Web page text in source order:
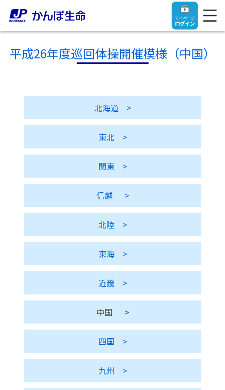
マイページ
ログイン
ご契約者さま
ご契約者さま
マイページログイン
入院保険金・手術保険金のご請求
きっかけ・できごとから探す
マイページでできること
保険をご検討中のお客さま
保険をご検討中のお客さま
終身保険
学資保険
お見積りシミュレーション
法人のお客さま
【まずはご相談ください】企業経営でお悩みの方はこ
法人のお客さま向け商品一覧
目的から探す
かんぽ生命の団体取扱い
お問い合わせ先
お役立ち情報
かんぽのLifeサポートナビ
医療
子育て
かんぽ生命について
かんぽ生命について
経営理念・経営戦略
財務情報
よくあるご質問
お問い合わせ
サステナビリティ
平成26年度巡回体操開催模様（中国）
北海道 >
東北 >
関東 >
信越 >
北陸 >
東海 >
近畿 >
中国 >
四国 >
九州 >